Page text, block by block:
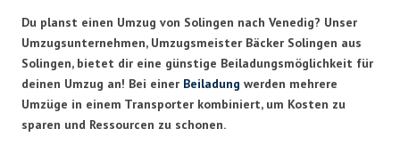
Du planst einen Umzug von Solingen nach Venedig? Unser
Umzugsunternehmen, Umzugsmeister Bäcker Solingen aus
Solingen, bietet dir eine günstige Beiladungsmöglichkeit für
deinen Umzug an! Bei einer Beiladung werden mehrere
Umzüge in einem Transporter kombiniert, um Kosten zu
sparen und Ressourcen zu schonen.